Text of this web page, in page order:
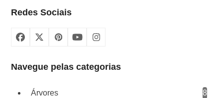
Redes Sociais
Facebook
X Pinterest
YouTubeInstagram
Navegue pelas categorias
Árvores 8